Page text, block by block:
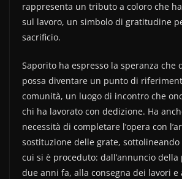
rappresenta un tributo a coloro che
sul lavoro, un simbolo di gratitudine
sacrificio.
Saporito ha espresso la speranza che
possa diventare un punto di
comunità, un luogo di incontro che
chi ha lavorato con dedizione. Ha
necessità di completare l’opera con
sostituzione delle grate,
cui si è proceduto: dall’annuncio
due anni fa, alla consegna dei lavori e